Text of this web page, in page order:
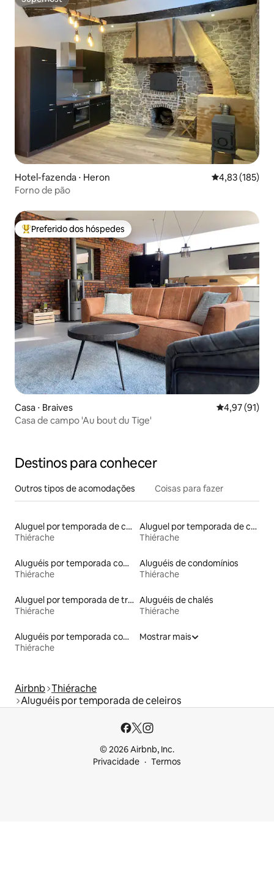
Superhost
Hotel-fazenda ⋅ Heron 4,83 de uma
4,83 (185)
Forno de pão
Entre os melhores preferidos dos hóspedes
Preferido dos hóspedes
Casa ⋅ Braives 4,97 de uma
4,97 (91)
Casa de campo 'Au bout du Tige'
Destinos para conhecer
Outros tipos de acomodações Coisas para fazer
Aluguel por temporada de casas na árvore
Thiérache
Aluguel por temporada de casas na terra
Thiérache
Aluguéis por temporada com suítes privativas
Thiérache
Aluguéis de condomínios
Thiérache
Aluguel por temporada de trailers
Thiérache
Aluguéis de chalés
Thiérache
Aluguéis por temporada com banheiro para PCD
Thiérache
Mostrar mais
Airbnb Thiérache
Aluguéis por temporada de celeiros
© 2026 Airbnb, Inc.
Privacidade
Termos